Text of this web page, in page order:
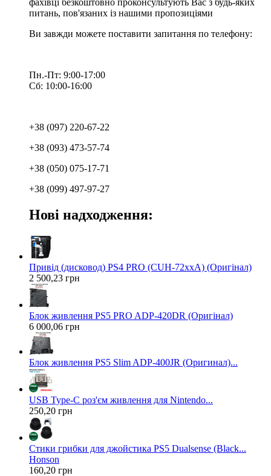
фахівці безкоштовно проконсультують Вас з будь-яких
питань, пов'язаних із нашими пропозиціями
Ви завжди можете поставити запитання по телефону:
Пн.-Пт: 9:00-17:00
Сб: 10:00-16:00
+38 (097) 220-67-22
+38 (093) 473-57-74
+38 (050) 075-17-71
+38 (099) 497-97-27
Нові надходження:
Привід (дисковод) PS4 PRO (CUH-72xxA) (Оригінал)
2 500,23 грн
Блок живлення PS5 PRO ADP-420DR (Оригінал)
6 000,06 грн
Блок живлення PS5 Slim ADP-400JR (Оригинал)...
USB Type-C роз'єм живлення для Nintendo...
250,20 грн
Стики грибки для джойстика PS5 Dualsense (Black...
Honson
160,20 грн